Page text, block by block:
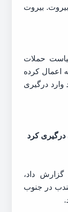
بیروت
حملات
اعمال کرده
وارد درگیری
درگیری کرد
گزارش داد،
در جنوب